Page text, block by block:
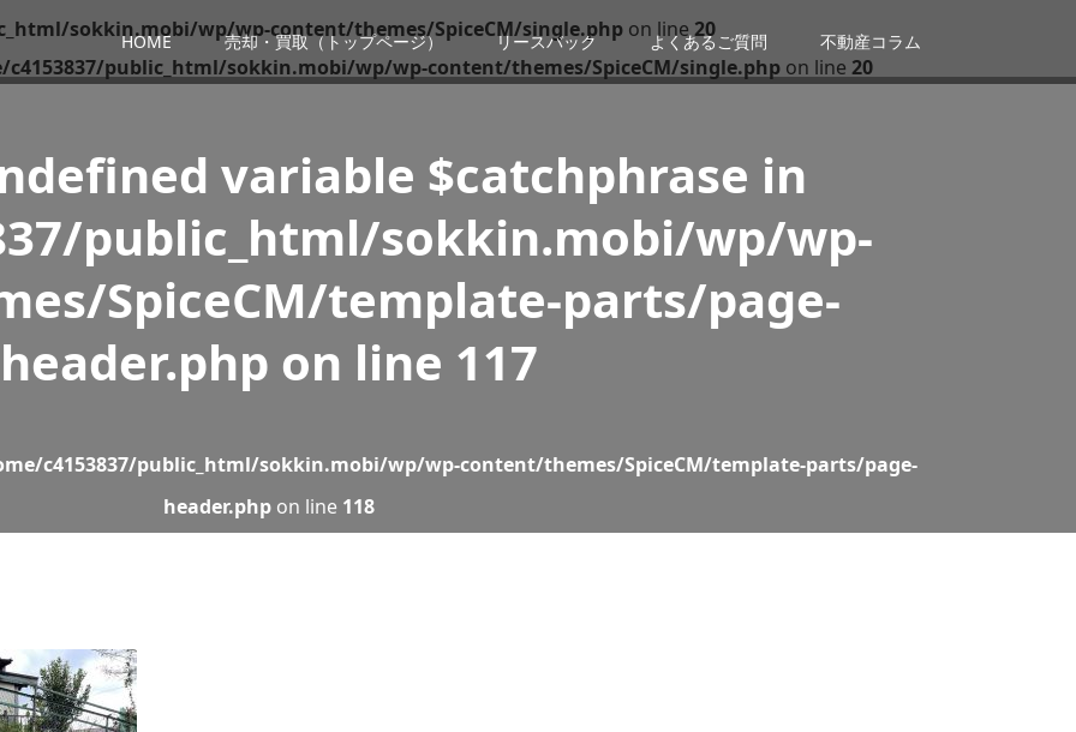
HOME 売却・買取（トップページ） リースバック よくあるご質問 不動産コラム
sokkin.mobi/wp/wp-content/themes/SpiceCM/single.php on line20
c4153837/public_html/sokkin.mobi/wp/wp-content/themes/SpiceCM/single.php on line 20
variable $catchphrase in
public_html/sokkin.mobi/wp/wp-
SpiceCM/template-parts/page-
header.php on line 117
c4153837/public_html/sokkin.mobi/wp/wp-content/themes/SpiceCM/template-parts/page-
header.php on line 118